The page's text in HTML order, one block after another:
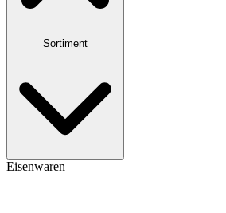
Sortiment
Eisenwaren